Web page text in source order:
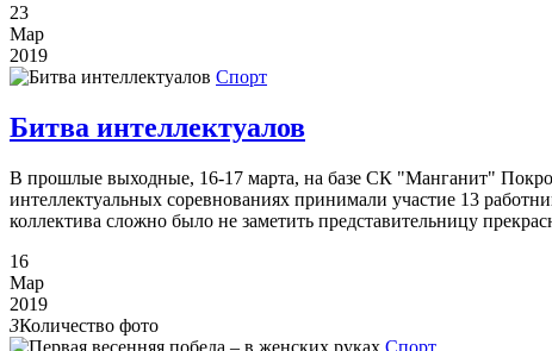
23
Мар
2019
Спорт
Битва интеллектуалов
В прошлые выходные, 16-17 марта, на базе СК "Манганит"
интеллектуальных соревнованиях принимали участие 13
коллектива сложно было не заметить представительницу
16
Мар
2019
3Количество фото
Спорт